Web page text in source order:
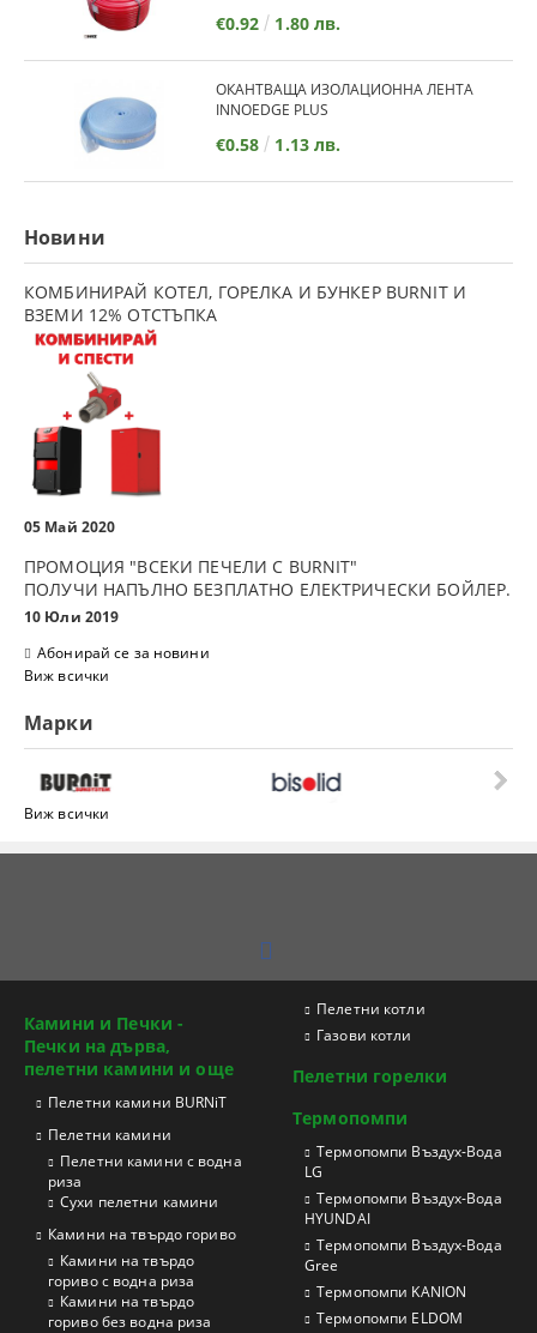
€0.92 1.80 лв.
ОКАНТВАЩА ИЗОЛАЦИОННА ЛЕНТА
INNOEDGE PLUS
€0.58 1.13 лв.
Новини
КОМБИНИРАЙ КОТЕЛ, ГОРЕЛКА И БУНКЕР BURNIT И
ВЗЕМИ 12% ОТСТЪПКА
05 Май 2020
ПРОМОЦИЯ "ВСЕКИ ПЕЧЕЛИ С BURNIT"
ПОЛУЧИ НАПЪЛНО БЕЗПЛАТНО ЕЛЕКТРИЧЕСКИ БОЙЛЕР.
10 Юли 2019
Абонирай се за новини
Виж всички
Марки
Виж всички
Камини и Печки -
Печки на дърва,
пелетни камини и още
Пелетни камини BURNiT
Пелетни камини
Пелетни камини с водна
риза
Сухи пелетни камини
Камини на твърдо гориво
Камини на твърдо
гориво с водна риза
Камини на твърдо
гориво без водна риза
Пелетни котли
Газови котли
Пелетни горелки
Термопомпи
Tермопомпи Въздух-Вода
LG
Термопомпи Въздух-Вода
HYUNDAI
Термопомпи Въздух-Вода
Gree
Термопомпи KANION
Термопомпи ELDOM